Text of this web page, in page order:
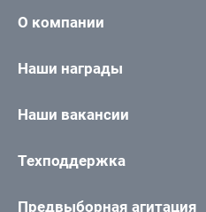
О компании
Наши награды
Наши вакансии
Техподдержка
Предвыборная агитация